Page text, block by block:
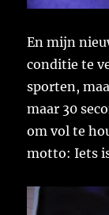
En mijn
conditie te
sporten,
maar 30
om vol te
motto: Iets